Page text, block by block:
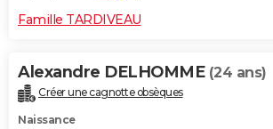
Famille TARDIVEAU
Alexandre DELHOMME (24 ans)
Créer une cagnotte obsèques
Naissance